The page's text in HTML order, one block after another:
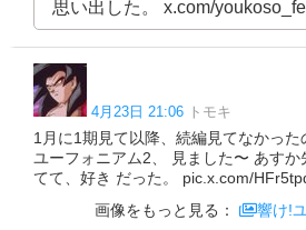
思い出した。 x.com/
4月23日 21:06 トモキ
1月に1期見て以降、続編見てなかった
ユーフォニアム2、 見ました〜 あす
てて、好き だった。 pic.x.com/
画像をもっと見る：
響け!